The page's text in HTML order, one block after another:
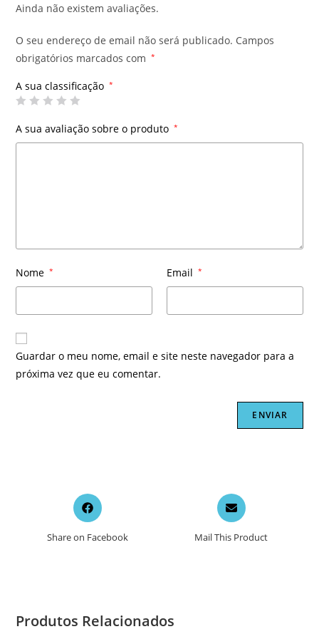
Ainda não existem avaliações.
O seu endereço de email não será publicado. Campos
obrigatórios marcados com
*
A sua classificação *
A sua avaliação sobre o produto *
Nome * Email *
Guardar o meu nome, email e site neste navegador para a
próxima vez que eu comentar.
Opens
in
new
Share on Facebook
Opens
in
a
new
Mail This Product
Produtos Relacionados